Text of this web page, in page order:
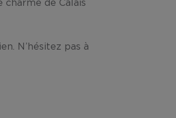
charme de Calais
N’hésitez pas à